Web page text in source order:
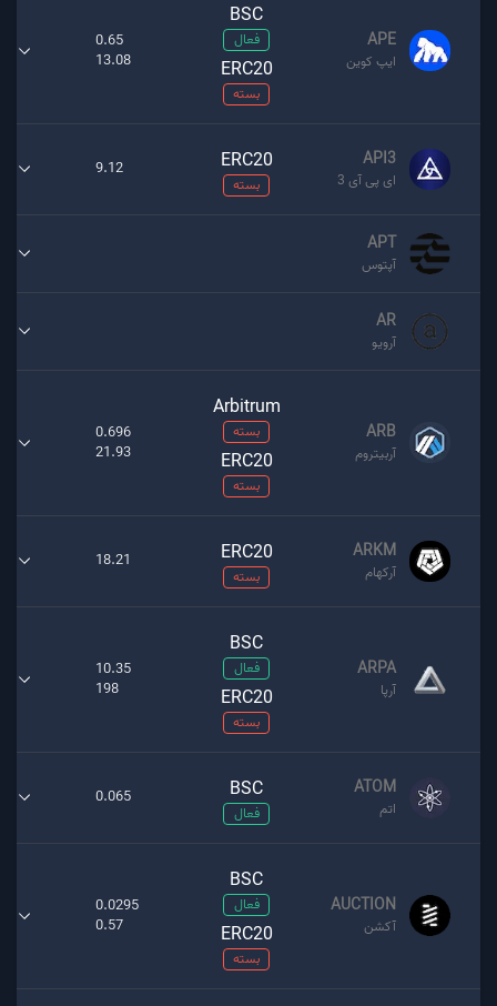
APE
ایپ کوین
BSC
فعال
ERC20
بسته
0.65
13.08
API3
ای پی آی 3
ERC20
بسته
9.12
APT
آپتوس
AR
آرویو
ARB
آربیتروم
Arbitrum
بسته
ERC20
بسته
0.696
21.93
ARKM
آرکهام
ERC20
بسته
18.21
ARPA
آرپا
BSC
فعال
ERC20
بسته
10.35
198
ATOM
اتم
BSC
فعال
0.065
AUCTION
آکشن
BSC
فعال
ERC20
بسته
0.0295
0.57